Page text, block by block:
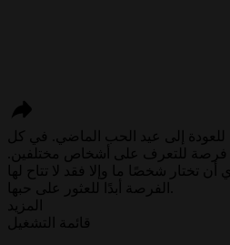
إلى عيد الحب الماضي. في كل
للتعرف على أشخاص مختلفين.
تختار شخصًا ما وإلا فقد لا تتاح لها
المزيد
قائمة التشغيل